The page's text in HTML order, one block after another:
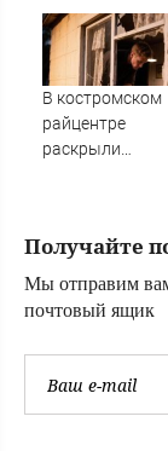
россиян до
ЧМ-2027
В костромском
райцентре
раскрыли
Получайте
Мы отправим
почтовый ящик